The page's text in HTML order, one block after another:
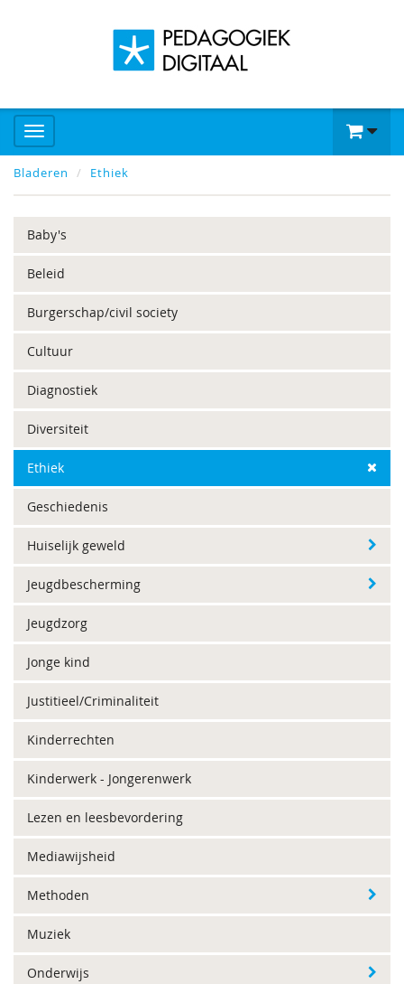
Bladeren Ethiek
Baby's
Beleid
Burgerschap/civil society
Cultuur
Diagnostiek
Diversiteit
Ethiek
Geschiedenis
Huiselijk geweld
Jeugdbescherming
Jeugdzorg
Jonge kind
Justitieel/Criminaliteit
Kinderrechten
Kinderwerk - Jongerenwerk
Lezen en leesbevordering
Mediawijsheid
Methoden
Muziek
Onderwijs